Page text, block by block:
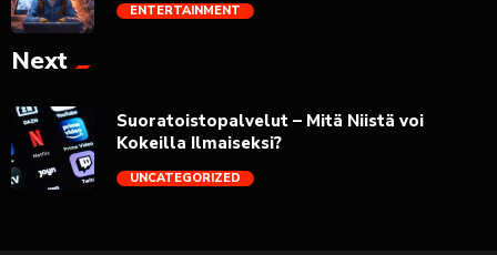
ENTERTAINMENT
Next
Suoratoistopalvelut – Mitä Niistä voi
Kokeilla Ilmaiseksi?
UNCATEGORIZED